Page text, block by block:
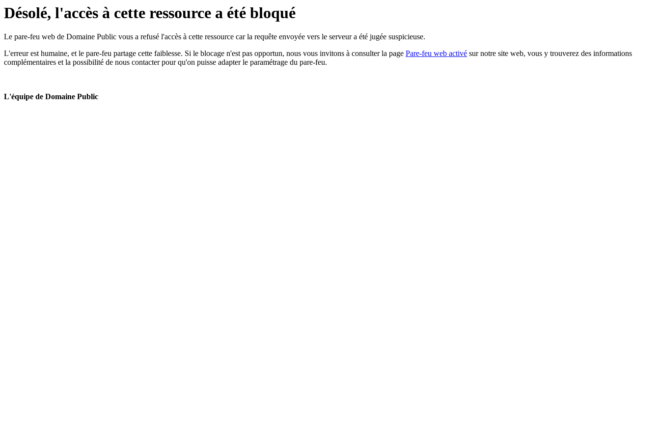
Désolé, l'accès à cette ressource a été bloqué
Le pare-feu web de Domaine Public vous a refusé l'accès à cette ressource car la requête envoyée vers le serveur a été jugée suspicieuse.
L'erreur est humaine, et le pare-feu partage cette faiblesse. Si le blocage n'est pas opportun, nous vous invitons à consulter la page Pare-feu web activé sur notre site web, vous y trouverez des informations
complémentaires et la possibilité de nous contacter pour qu'on puisse adapter le paramétrage du pare-feu.
L'équipe de Domaine Public